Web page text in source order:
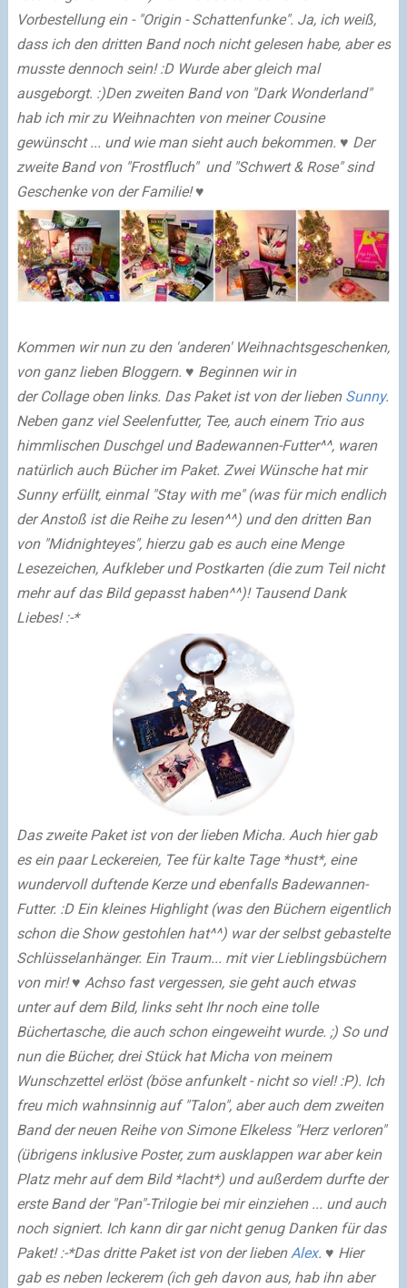
Vorbestellung ein - "Origin - Schattenfunke". Ja, ich weiß,
dass ich den dritten Band noch nicht gelesen habe, aber es
musste dennoch sein! :D Wurde aber gleich mal
ausgeborgt. :)Den zweiten Band von "Dark Wonderland"
hab ich mir zu Weihnachten von meiner Cousine
gewünscht ... und wie man sieht auch bekommen. ♥ Der
zweite Band von "Frostfluch" und "Schwert & Rose" sind
Geschenke von der Familie! ♥
Kommen wir nun zu den 'anderen' Weihnachtsgeschenken,
von ganz lieben Bloggern. ♥ Beginnen wir in
der Collage oben links. Das Paket ist von der lieben Sunny.
Neben ganz viel Seelenfutter, Tee, auch einem Trio aus
himmlischen Duschgel und Badewannen-Futter^^, waren
natürlich auch Bücher im Paket. Zwei Wünsche hat mir
Sunny erfüllt, einmal "Stay with me" (was für mich endlich
der Anstoß ist die Reihe zu lesen^^) und den dritten Ban
von "Midnighteyes", hierzu gab es auch eine Menge
Lesezeichen, Aufkleber und Postkarten (die zum Teil nicht
mehr auf das Bild gepasst haben^^)! Tausend Dank
Liebes! :-*
Das zweite Paket ist von der lieben Micha. Auch hier gab
es ein paar Leckereien, Tee für kalte Tage *hust*, eine
wundervoll duftende Kerze und ebenfalls Badewannen-
Futter. :D Ein kleines Highlight (was den Büchern eigentlich
schon die Show gestohlen hat^^) war der selbst gebastelte
Schlüsselanhänger. Ein Traum... mit vier Lieblingsbüchern
von mir! ♥ Achso fast vergessen, sie geht auch etwas
unter auf dem Bild, links seht Ihr noch eine tolle
Büchertasche, die auch schon eingeweiht wurde. ;) So und
nun die Bücher, drei Stück hat Micha von meinem
Wunschzettel erlöst (böse anfunkelt - nicht so viel! :P). Ich
freu mich wahnsinnig auf "Talon", aber auch dem zweiten
Band der neuen Reihe von Simone Elkeless "Herz verloren"
(übrigens inklusive Poster, zum ausklappen war aber kein
Platz mehr auf dem Bild *lacht*) und außerdem durfte der
erste Band der "Pan"-Trilogie bei mir einziehen ... und auch
noch signiert. Ich kann dir gar nicht genug Danken für das
Paket! :-*Das dritte Paket ist von der liebenAlex. ♥ Hier
gab es neben leckerem (ich geh davon aus, hab ihn aber